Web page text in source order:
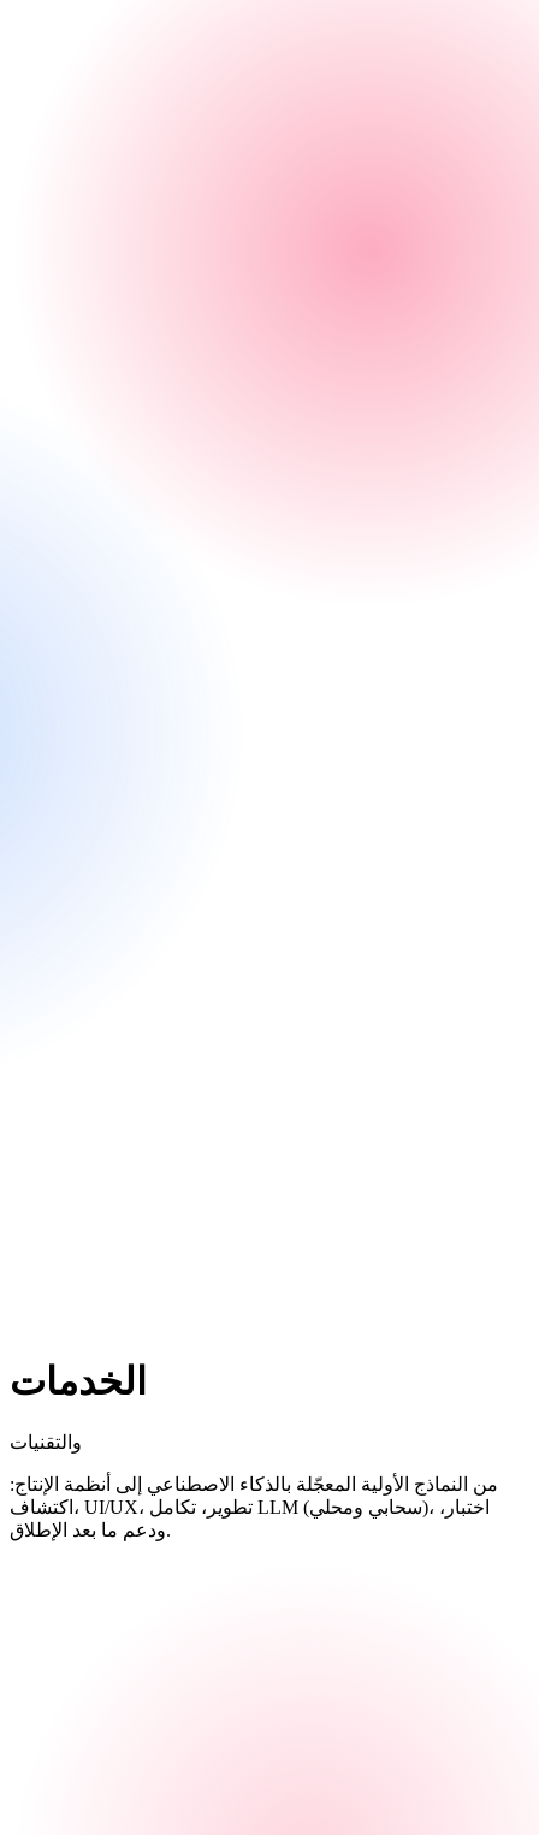
الخدمات
والتقنيات
من النماذج الأولية المعجّلة بالذكاء الاصطناعي إلى أنظمة الإنتاج:
اكتشاف، UI/UX، تطوير، تكامل LLM (سحابي ومحلي)، اختبار،
ودعم ما بعد الإطلاق.